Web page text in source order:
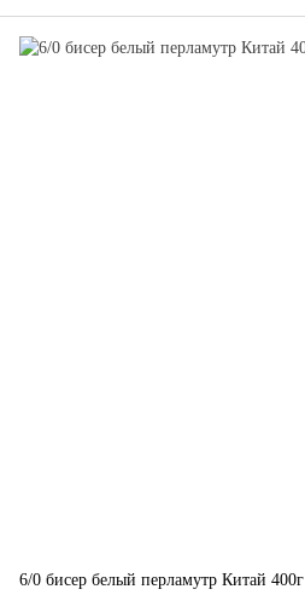
6/0 бисер белый перламутр Китай 400г